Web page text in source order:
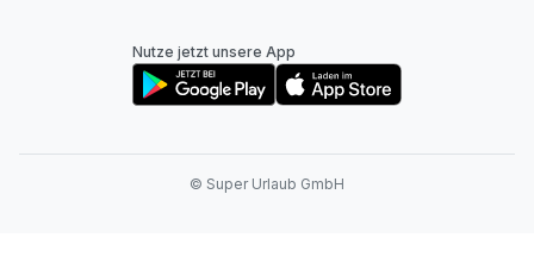
Nutze jetzt unsere App
© Super Urlaub GmbH